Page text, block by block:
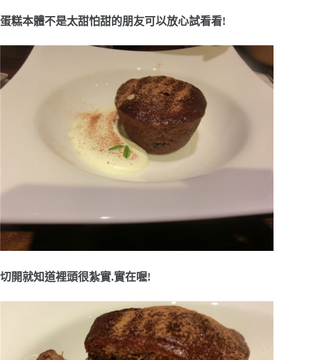
蛋糕本體不是太甜怕甜的朋友可以放心試看看!
切開就知道裡頭很紮實.實在喔!